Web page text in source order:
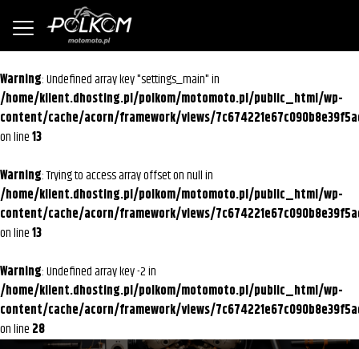
Warning : Undefined array key "settings_main" in
/home/klient.dhosting.pl/polkom/motomoto.pl/public_html/wp-
content/cache/acorn/framework/views/
on line13
Warning : Trying to access array offset on null in
/home/klient.dhosting.pl/polkom/motomoto.pl/public_html/wp-
content/cache/acorn/framework/views/
on line13
Warning : Undefined array key -2 in
/home/klient.dhosting.pl/polkom/motomoto.pl/public_html/wp-
content/cache/acorn/framework/views/
on line 28